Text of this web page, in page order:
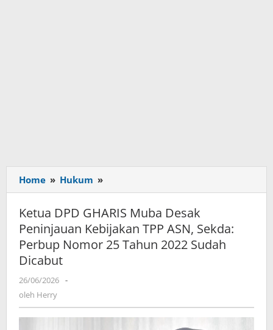
Home » Hukum »
DPD
GHARIS
Muba
Desak
Peninjauan
Ketua DPD GHARIS Muba Desak
Peninjauan Kebijakan TPP ASN, Sekda:
Perbup Nomor 25 Tahun 2022 Sudah
Dicabut
26/06/2026 oleh
-
oleh Herry